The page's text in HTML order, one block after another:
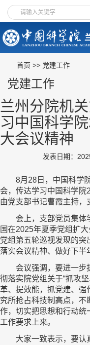
首页 >> 党建工作
党建工作
兰州分院机
习中国科学
大会议精神
发表日期：
8月28日，中国科学
会，传达学习中国科学
由党支部书记曹霞主持，
会上，支部党员集体
国在2025年夏季党组扩
党组第五轮巡视发现的突
落实会议精神、做好下半
会议强调，要进一步
彻落实院党组关于“抓攻
革、提效能，抓党建、强
究所抢占科技制高点，不
作，切实把思想和行动统
工作要求上来。
大家一致表示，要认